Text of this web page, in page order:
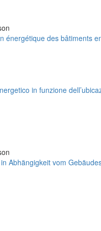
énergétique des bâtiments
in funzione
Abhängigkeit vom